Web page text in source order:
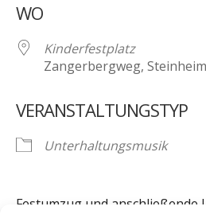
WO
Kinderfestplatz
Zangerbergweg,
VERANSTALTUNGSTYP
Unterhaltungsmusik
Festumzug und